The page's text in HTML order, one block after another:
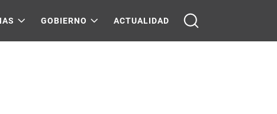
GOBIERNO ACTUALIDAD